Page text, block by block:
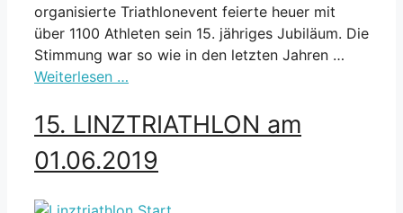
organisierte Triathlonevent feierte heuer mit
über 1100 Athleten sein 15. jähriges Jubiläum. Die
Stimmung war so wie in den letzten Jahren …
Weiterlesen …
15. LINZTRIATHLON am
01.06.2019